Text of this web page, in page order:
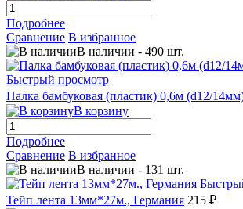
Подробнее
Сравнение В избранное
В наличии - 490 шт.
Быстрый просмотр
Палка бамбуковая (пластик) 0,6м (d12/
В корзину
Подробнее
Сравнение В избранное
В наличии - 131 шт.
Тейп лента 13мм*27м., Германия 215 ₽